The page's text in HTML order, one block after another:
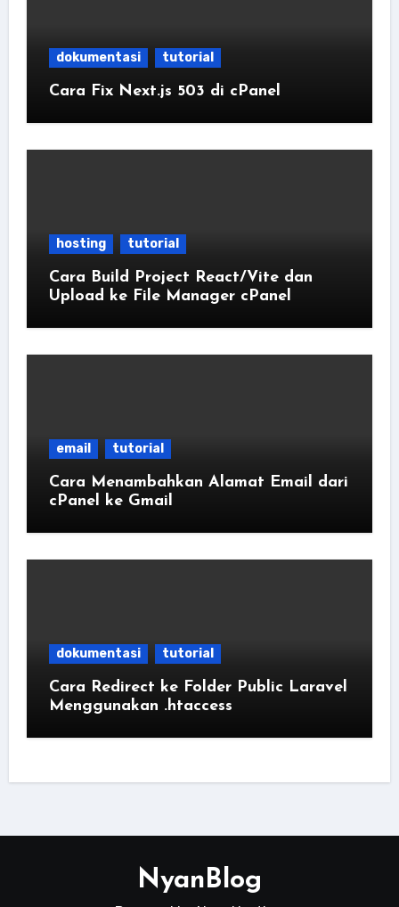
dokumentasi tutorial
Cara Fix Next.js 503 di cPanel
hosting tutorial
Cara Build Project React/Vite dan
Upload ke File Manager cPanel
email tutorial
Cara Menambahkan Alamat Email dari
cPanel ke Gmail
dokumentasi tutorial
Cara Redirect ke Folder Public Laravel
Menggunakan .htaccess
NyanBlog